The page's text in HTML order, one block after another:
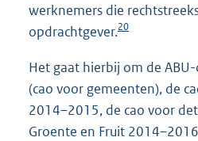
werknemers die
opdrachtgever.20
Het gaat hierbij om de
(cao voor gemeenten), de
2014–2015, de cao voor
Groente en Fruit